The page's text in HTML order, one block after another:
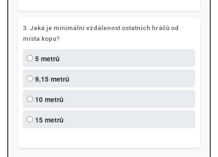
3. Jaká je minimální vzdálenost ostatních hráčů od
místa kopu?
5 metrů
9,15 metrů
10 metrů
15 metrů